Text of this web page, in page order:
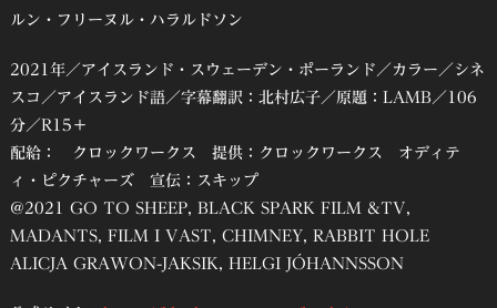
ルン・フリーヌル・ハラルドソン
2021年／アイスランド・スウェーデン・ポーランド／カラー／シネ
スコ／アイスランド語／字幕翻訳：北村広子／原題：LAMB／106
分／R15＋
配給： クロックワークス 提供：クロックワークス オディテ
ィ・ピクチャーズ 宣伝：スキップ
@2021 GO TO SHEEP, BLACK SPARK FILM &TV,
MADANTS, FILM I VAST, CHIMNEY, RABBIT HOLE
ALICJA GRAWON-JAKSIK, HELGI JÓHANNSSON